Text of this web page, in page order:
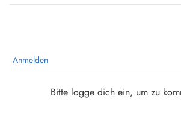
Anmelden
Bitte logge dich ein, um zu